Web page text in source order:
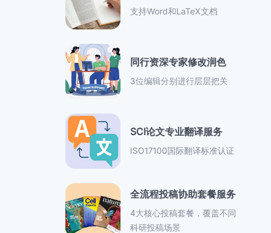
支持Word和LaTeX文档
同行资深专家修改润色
3位编辑分别进行层层把关
SCI论文专业翻译服务
ISO17100国际翻译标准认证
全流程投稿协助套餐服务
4大核心投稿套餐，覆盖不同
科研投稿场景